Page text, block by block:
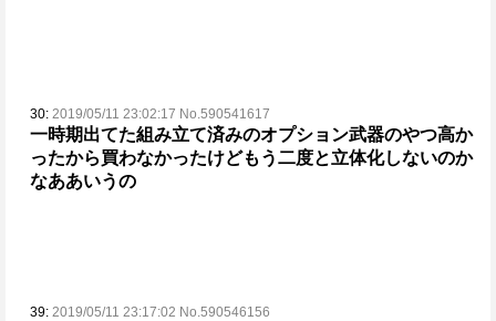
30: 2019/05/11 23:02:17 No.590541617
一時期出てた組み立て済みのオプション武器のやつ高か
ったから買わなかったけどもう二度と立体化しないのか
なああいうの
39: 2019/05/11 23:17:02 No.590546156